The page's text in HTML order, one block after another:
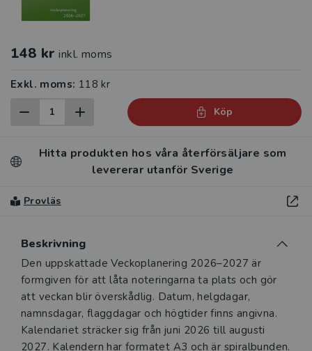
148 kr inkl. moms
Exkl. moms: 118 kr
Köp
Hitta produkten hos våra återförsäljare som
levererar utanför Sverige
Provläs
Beskrivning
Den uppskattade Veckoplanering 2026–2027 är
formgiven för att låta noteringarna ta plats och gör
att veckan blir överskådlig. Datum, helgdagar,
namnsdagar, flaggdagar och högtider finns angivna.
Kalendariet sträcker sig från juni 2026 till augusti
2027. Kalendern har formatet A3 och är spiralbunden.